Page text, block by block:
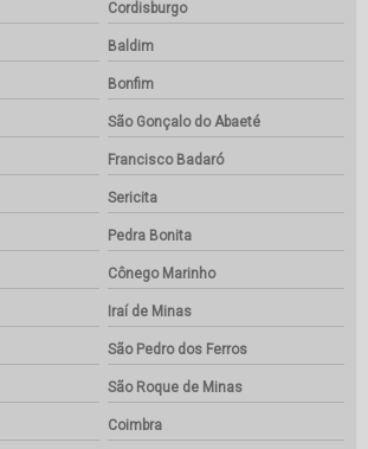
Cordisburgo
Baldim
Bonfim
São Gonçalo do Abaeté
Francisco Badaró
Sericita
Pedra Bonita
Cônego Marinho
Iraí de Minas
São Pedro dos Ferros
São Roque de Minas
Coimbra